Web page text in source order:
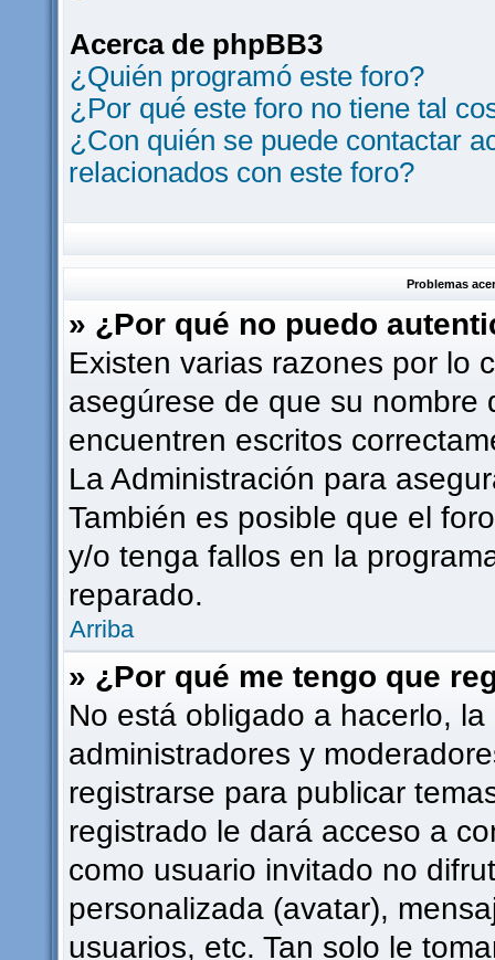
Acerca de phpBB3
¿Quién programó este foro?
¿Por qué este foro no tiene tal
¿Con quién se puede contactar
relacionados con este foro?
Problemas
» ¿Por qué no puedo
Existen varias razones por lo
asegúrese de que su nombre
encuentren escritos
La Administración para
También es posible que el
y/o tenga fallos en la
reparado.
Arriba
» ¿Por qué me tengo que
No está obligado a hacerlo,
administradores y
registrarse para publicar
registrado le dará acceso a
como usuario invitado no
personalizada (avatar),
usuarios, etc. Tan solo le